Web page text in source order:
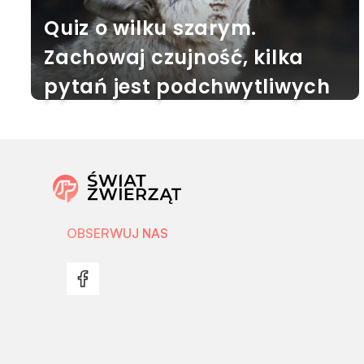
Quiz o wilku szarym.
Zachowaj czujność, kilka
pytań jest podchwytliwych
OBSERWUJ NAS